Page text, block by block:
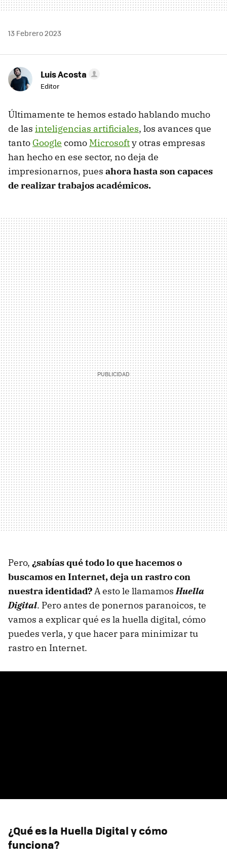
13 Febrero 2023
Luis Acosta
Editor
Últimamente te hemos estado hablando mucho
de las inteligencias artificiales, los avances que
tanto Google como Microsofty otras empresas
han hecho en ese sector, no deja de
impresionarnos, pues ahora hasta son capaces
de realizar trabajos académicos.
Pero, ¿sabías qué todo lo que hacemos o
buscamos en Internet, deja un rastro con
nuestra identidad?A esto le llamamosHuella
Digital. Pero antes de ponernos paranoicos, te
vamos a explicar qué es la huella digital, cómo
puedes verla, y que hacer para minimizar tu
rastro en Internet.
¿Qué es la Huella Digital y cómo
funciona?